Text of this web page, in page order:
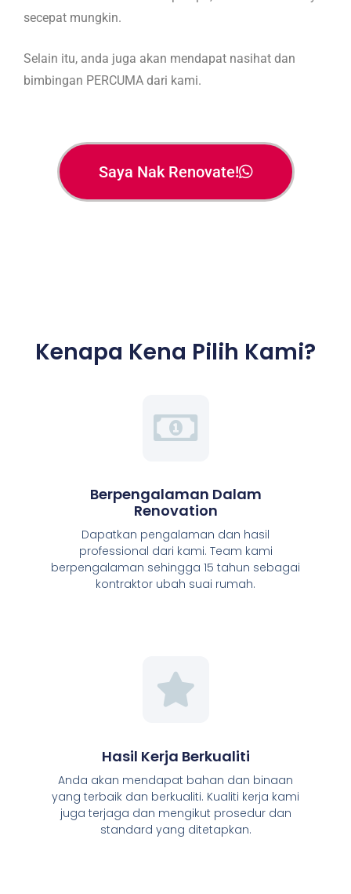
secepat mungkin.
Selain itu, anda juga akan mendapat nasihat dan
bimbingan PERCUMA dari kami.
Saya Nak Renovate!
Kenapa Kena Pilih Kami?
Berpengalaman Dalam
Renovation
Dapatkan pengalaman dan hasil
professional dari kami. Team kami
berpengalaman sehingga 15 tahun sebagai
kontraktor ubah suai rumah.
Hasil Kerja Berkualiti
Anda akan mendapat bahan dan binaan
yang terbaik dan berkualiti. Kualiti kerja kami
juga terjaga dan mengikut prosedur dan
standard yang ditetapkan.